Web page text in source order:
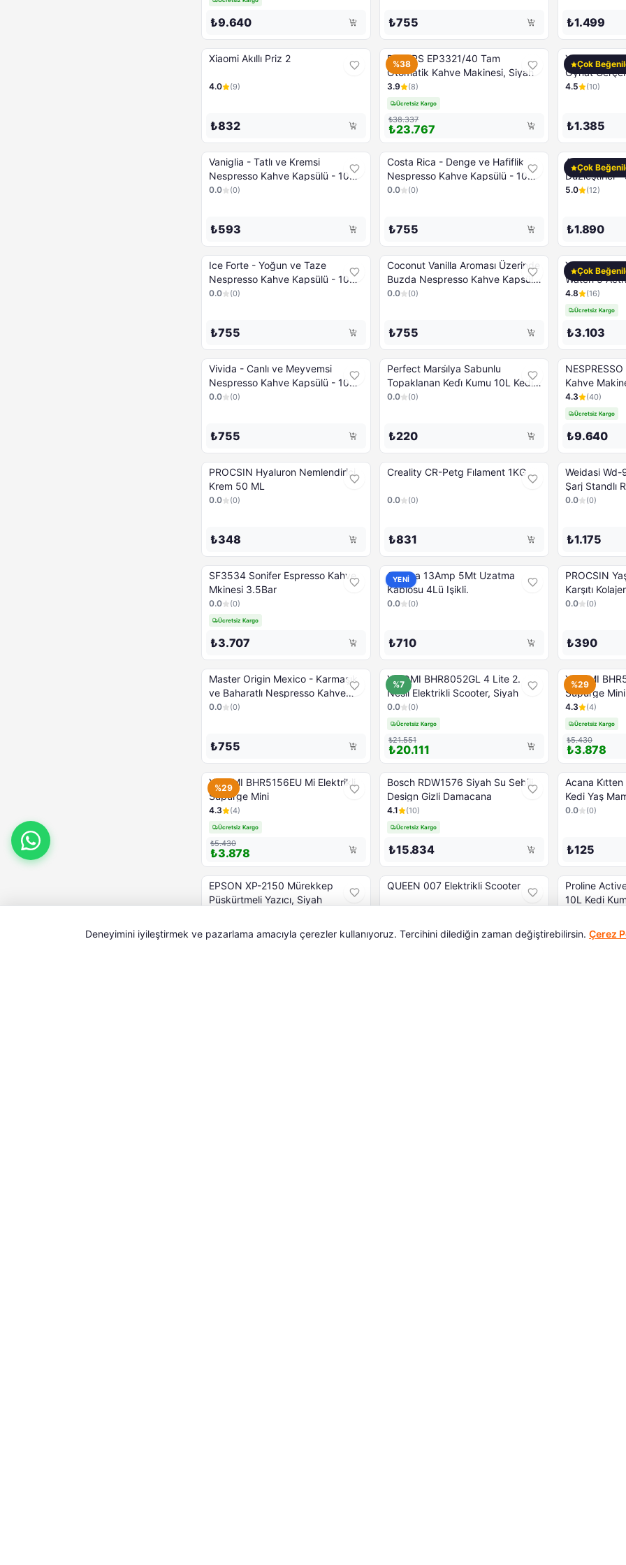
₺9.640 ₺755 ₺1.499
Xiaomi Akıllı Priz 2
4.0 (9)
₺832
%38
PHILIPS EP3321/40 Tam
Otomatik Kahve Makinesi, Siyah
3.9 (8)
Ücretsiz Kargo
₺38.337
₺23.767
Çok
XIAOMI
Oynat
Siyah
4.5 (10)
₺1.385
Vaniglia - Tatlı ve Kremsi
Nespresso Kahve Kapsülü - 10
Kapsül
0.0 (0)
₺593
Costa Rica - Denge ve Hafiflik
Nespresso Kahve Kapsülü - 10
Kapsül
0.0 (0)
₺755
Çok
Arzum Mona
Düzleştirici -
5.0 (12)
₺1.890
Ice Forte - Yoğun ve Taze
Nespresso Kahve Kapsülü - 10
Kapsül
0.0 (0)
₺755
Coconut Vanilla Aroması Üzerinde
Buzda Nespresso Kahve Kapsülü
- 10 Kapsül
0.0 (0)
₺755
Çok
XIAOMI
Watch 5
4.8 (16)
Ücretsiz Kargo
₺3.103
Vivida - Canlı ve Meyvemsi
Nespresso Kahve Kapsülü - 10
Kapsül
0.0 (0)
₺755
Perfect Marsi̇lya Sabunlu
Topaklanan Kedi̇ Kumu 10L Kedi
Kumu ve Koku Gidericileri
0.0 (0)
₺220
Kahve
4.3 (40)
Ücretsiz Kargo
₺9.640
PROCSIN Hyaluron Nemlendirici
Krem 50 ML
0.0 (0)
₺348
Creality CR-Petg Fılament 1KG
0.0 (0)
₺831
Weidasi Wd-
Şarj Standlı
0.0 (0)
₺1.175
SF3534 Sonifer Espresso Kahve
Mkinesi 3.5Bar
0.0 (0)
Ücretsiz Kargo
₺3.707
YENİ
Omega 13Amp 5Mt Uzatma
Kablosu 4Lü Işikli.
0.0 (0)
₺710
PROCSIN
Karşıtı
0.0 (0)
₺390
Master Origin Mexico - Karmaşık
ve Baharatlı Nespresso Kahve
Kapsülü - 10 Kapsül
0.0 (0)
₺755
%7
XIAOMI BHR8052GL 4 Lite 2.
Nesil Elektrikli Scooter, Siyah
0.0 (0)
Ücretsiz Kargo
₺21.551
₺20.111
%29
XIAOMI
Süpürge Mini
4.3 (4)
Ücretsiz Kargo
₺5.430
₺3.878
%29
XIAOMI BHR5156EU Mi Elektrikli
Süpürge Mini
4.3 (4)
Ücretsiz Kargo
₺5.430
₺3.878
Bosch RDW1576 Siyah Su Sebili
Design Gizli Damacana
4.1 (10)
Ücretsiz Kargo
₺15.834
Acana Ki̇tten
Kedi Yaş
0.0 (0)
₺125
EPSON XP-2150 Mürekkep
Püskürtmeli Yazıcı, Siyah
Ücretsiz Kargo
QUEEN 007 Elektrikli Scooter
Ücretsiz Kargo Son 1 adet!
Proline
10L Kedi
Deneyimini iyileştirmek ve pazarlama amacıyla çerezler kullanıyoruz. Tercihini dilediğin zaman değiştirebilirsin. Çerez